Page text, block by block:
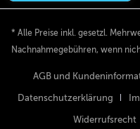
* Alle Preise inkl. gesetzl.
Nachnahmegebühren, wenn
AGB und
Datenschutzerklärung
Widerrufsrecht